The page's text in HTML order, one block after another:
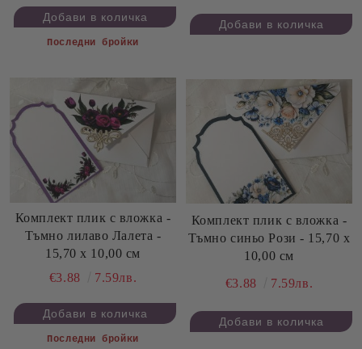
Последни бройки
Комплект плик с вложка -
Тъмно лилаво Лалета -
15,70 х 10,00 см
€3.88
7.59лв.
Последни бройки
Комплект плик с вложка -
Тъмно синьо Рози - 15,70 х
10,00 см
€3.88
7.59лв.